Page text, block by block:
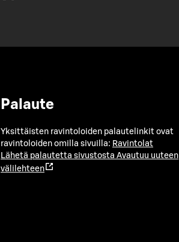
Palaute
Yksittäisten ravintoloiden palautelinkit ovat
ravintoloiden omilla sivuilla: Ravintolat
Lähetä palautetta sivustosta Avautuu uuteen
välilehteen